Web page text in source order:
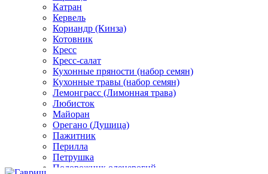
Катран
Кервель
Кориандр (Кинза)
Котовник
Кресс
Кресс-салат
Кухонные пряности (набор семян)
Кухонные травы (набор семян)
Лемонграсс (Лимонная трава)
Любисток
Майоран
Орегано (Душица)
Пажитник
Перилла
Петрушка
Подорожник оленерогий